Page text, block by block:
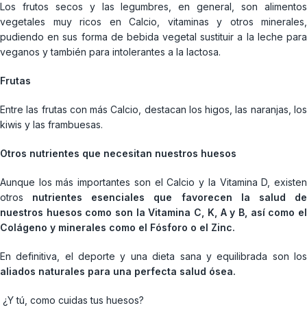
Los frutos secos y las legumbres, en general, son alimentos
vegetales muy ricos en Calcio, vitaminas y otros minerales,
pudiendo en sus forma de bebida vegetal sustituir a la leche para
veganos y también para intolerantes a la lactosa.
Frutas
Entre las frutas con más Calcio, destacan los higos, las naranjas, los
kiwis y las frambuesas.
Otros nutrientes que necesitan nuestros huesos
Aunque los más importantes son el Calcio y la Vitamina D, existen
otros nutrientes esenciales que favorecen la salud de
nuestros huesos como son la Vitamina C, K, A y B, así como el
Colágeno y minerales como el Fósforo o el Zinc.
En definitiva, el deporte y una dieta sana y equilibrada son los
aliados naturales para una perfecta salud ósea.
¿Y tú, como cuidas tus huesos?